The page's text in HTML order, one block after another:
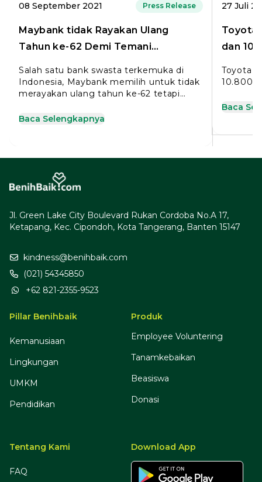
08 September 2021 Press Release
Maybank tidak Rayakan Ulang
Tahun ke-62 Demi Temani
Salah satu bank swasta terkemuka di
Indonesia, Maybank memilih untuk tidak
merayakan ulang tahun ke-62 tetapi
Covid-19
Baca Selengkapnya
27 Juli
Toyota
dan
Toyota
10.800
Baca
Jl. Green Lake City Boulevard Rukan Cordoba No.A 17,
Ketapang, Kec. Cipondoh, Kota Tangerang, Banten 15147
kindness@benihbaik.com
(021) 54345850
+62 821-2355-9523
Pillar Benihbaik
Kemanusiaan
Lingkungan
UMKM
Pendidikan
Produk
Employee Voluntering
Tanamkebaikan
Beasiswa
Donasi
Tentang Kami
FAQ
Download App